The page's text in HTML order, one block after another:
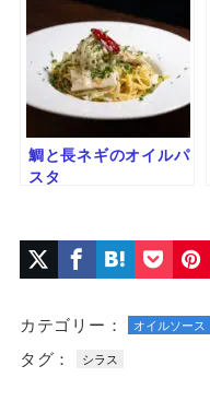
鯛と長ネギのオイルパ
スタ
カテゴリー： オイルソース
タグ： シラス